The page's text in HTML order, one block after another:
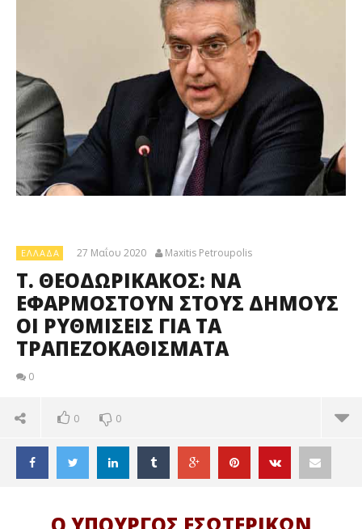
ΕΛΛΆΔΑ 27 Μαΐου 2020 Maxitis Petroupolis
Τ. ΘΕΟΔΩΡΙΚΑΚΟΣ: ΝΑ
ΕΦΑΡΜΟΣΤΟΥΝ ΣΤΟΥΣ ΔΗΜΟΥΣ
ΟΙ ΡΥΘΜΙΣΕΙΣ ΓΙΑ ΤΑ
ΤΡΑΠΕΖΟΚΑΘΙΣΜΑΤΑ
0
0 0